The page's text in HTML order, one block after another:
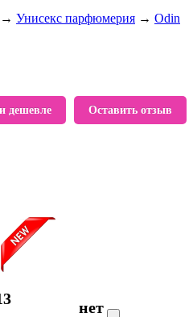
→ Унисекс парфюмерия → Odin
Оставить отзыв
дешевле
нет